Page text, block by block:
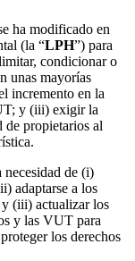
ha modificado en
(la “LPH”) para
condicionar o
unas mayorías
incremento en la
y (iii) exigir la
de propietarios al
necesidad de (i)
adaptarse a los
(iii) actualizar los
y las VUT para
los derechos